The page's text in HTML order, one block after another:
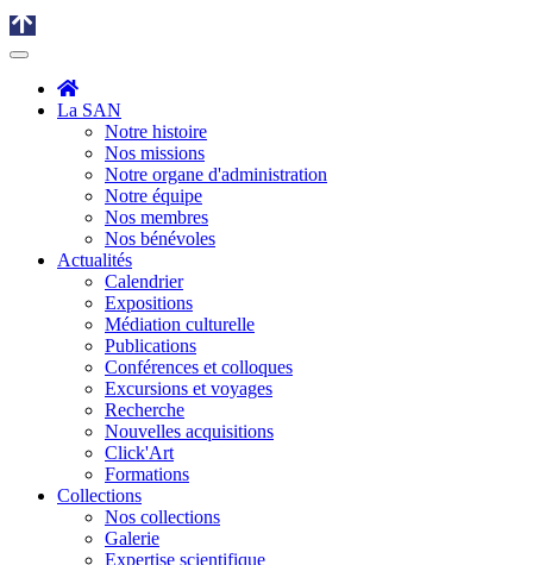
La SAN
Notre histoire
Nos missions
Notre organe d'administration
Notre équipe
Nos membres
Nos bénévoles
Actualités
Calendrier
Expositions
Médiation culturelle
Publications
Conférences et colloques
Excursions et voyages
Recherche
Nouvelles acquisitions
Click'Art
Formations
Collections
Nos collections
Galerie
Expertise scientifique